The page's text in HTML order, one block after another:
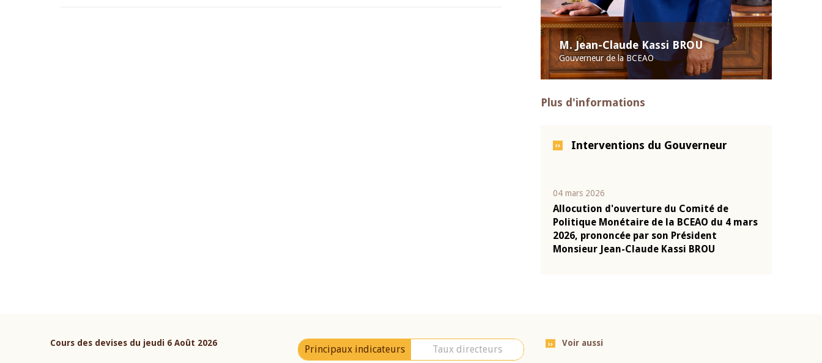
M. Jean-Claude Kassi BROU
Gouverneur de la BCEAO
Plus d'informations
Interventions du Gouverneur
04 mars 2026
Allocution d'ouverture du Comité de
Politique Monétaire de la BCEAO du 4 mars
2026, prononcée par son Président
Monsieur Jean-Claude Kassi BROU
Cours des devises du jeudi 6 Août 2026
Principaux indicateurs Taux directeurs
Voir aussi